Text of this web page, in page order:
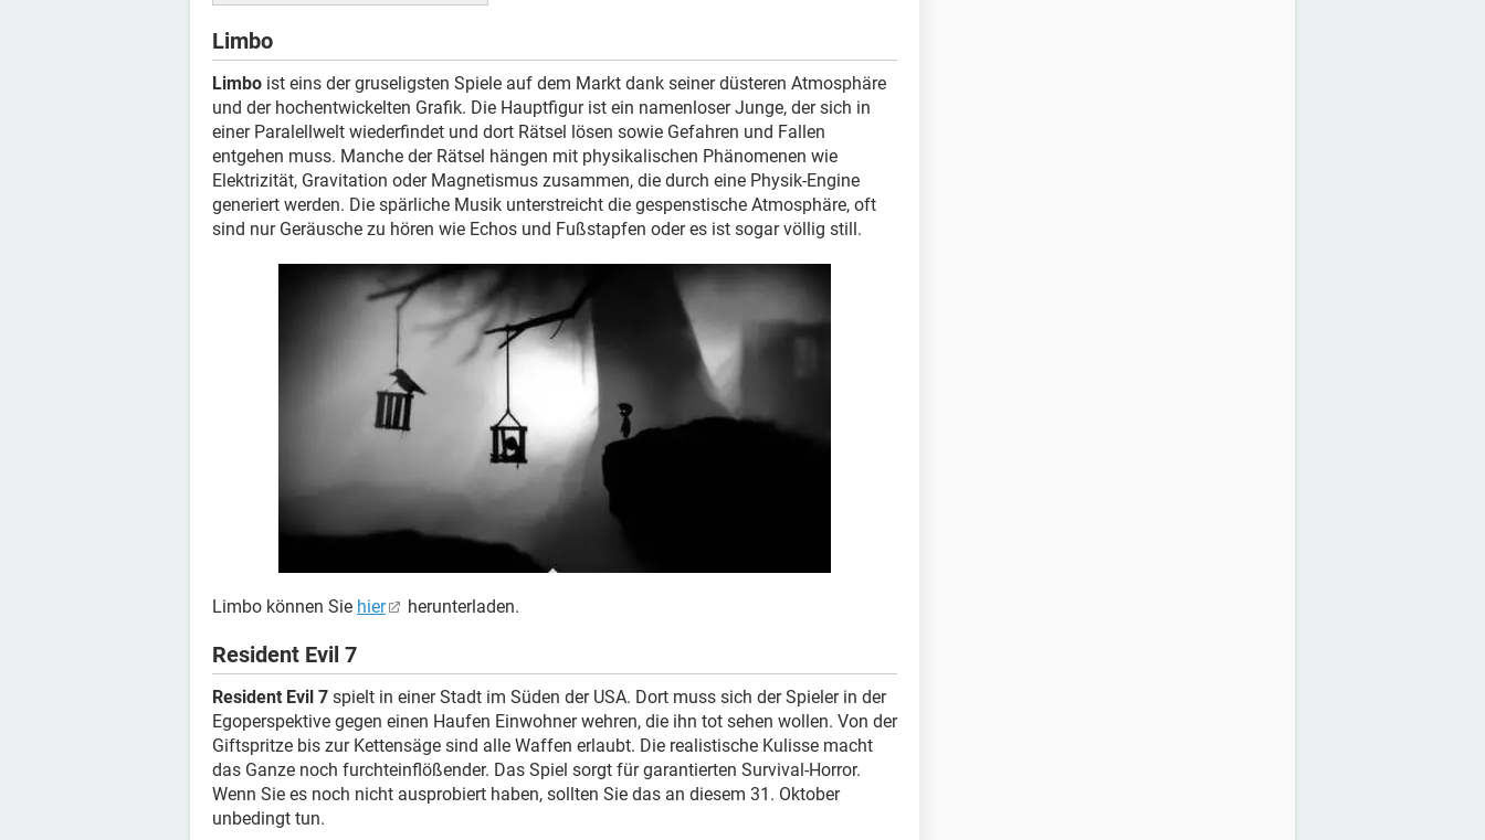
Limbo
Limbo ist eins der gruseligsten Spiele auf dem Markt dank seiner düsteren Atmosphäre
und der hochentwickelten Grafik. Die Hauptfigur ist ein namenloser Junge, der sich in
einer Paralellwelt wiederfindet und dort Rätsel lösen sowie Gefahren und Fallen
entgehen muss. Manche der Rätsel hängen mit physikalischen Phänomenen wie
Elektrizität, Gravitation oder Magnetismus zusammen, die durch eine Physik-Engine
generiert werden. Die spärliche Musik unterstreicht die gespenstische Atmosphäre, oft
sind nur Geräusche zu hören wie Echos und Fußstapfen oder es ist sogar völlig still.
Limbo können Sie hier herunterladen.
Resident Evil 7
Resident Evil 7 spielt in einer Stadt im Süden der USA. Dort muss sich der Spieler in der
Egoperspektive gegen einen Haufen Einwohner wehren, die ihn tot sehen wollen. Von der
Giftspritze bis zur Kettensäge sind alle Waffen erlaubt. Die realistische Kulisse macht
das Ganze noch furchteinflößender. Das Spiel sorgt für garantierten Survival-Horror.
Wenn Sie es noch nicht ausprobiert haben, sollten Sie das an diesem 31. Oktober
unbedingt tun.